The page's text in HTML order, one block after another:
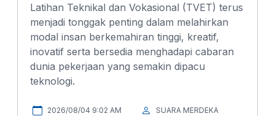
Latihan Teknikal dan Vokasional (TVET) terus
menjadi tonggak penting dalam melahirkan
modal insan berkemahiran tinggi, kreatif,
inovatif serta bersedia menghadapi cabaran
dunia pekerjaan yang semakin dipacu
teknologi.
2026/08/04 9:02 AM SUARA MERDEKA